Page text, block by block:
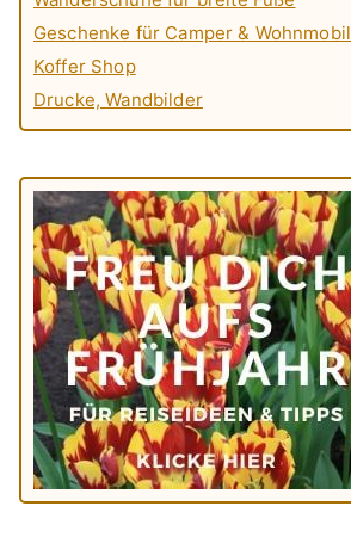
Geschenke für Camper & Wohnmobil
Koffer Shop
Drucke, Wandbilder